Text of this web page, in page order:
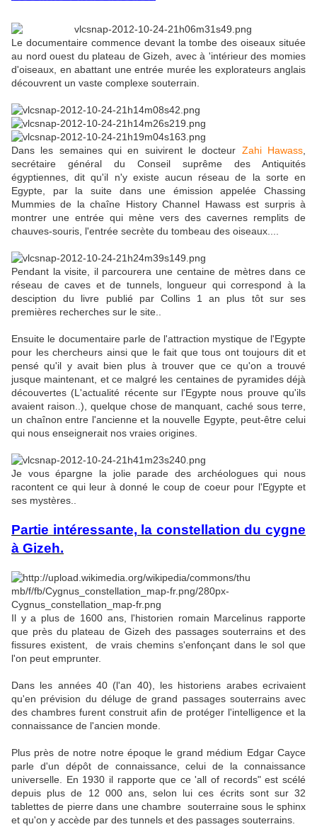
Le documentaire commence devant la tombe des oiseaux située
au nord ouest du plateau de Gizeh, avec à 'intérieur des momies
d'oiseaux, en abattant une entrée murée les explorateurs anglais
découvrent un vaste complexe souterrain.
Dans les semaines qui en suivirent le docteur Zahi Hawass
secrétaire général du Conseil suprême des Antiquités
égyptiennes, dit qu'il n'y existe aucun réseau de la sorte en
Egypte, par la suite dans une émission appelée Chassing
Mummies de la chaîne History Channel Hawass est surpris à
montrer une entrée qui mène vers des cavernes remplits de
chauves-souris, l'entrée secrète du tombeau des oiseaux....
Pendant la visite, il parcourera une centaine de mètres dans ce
réseau de caves et de tunnels, longueur qui correspond à la
desciption du livre publié par Collins 1 an plus tôt sur ses
premières recherches sur le site..
Ensuite le documentaire parle de l'attraction mystique de l'Egypte
pour les chercheurs ainsi que le fait que tous ont toujours dit et
pensé qu'il y avait bien plus à trouver que ce qu'on a trouvé
jusque maintenant, et ce malgré les centaines de pyramides déjà
découvertes (L'actualité récente sur l'Egypte nous prouve qu'ils
avaient raison..), quelque chose de manquant, caché sous terre,
un chaînon entre l'ancienne et la nouvelle Egypte, peut-être celui
qui nous enseignerait nos vraies origines.
Je vous épargne la jolie parade des archéologues qui nous
racontent ce qui leur à donné le coup de coeur pour l'Egypte et
ses mystères..
Partie intéressante, la constellation du cygne
à Gizeh.
Il y a plus de 1600 ans, l'historien romain Marcelinus rapporte
que près du plateau de Gizeh des passages souterrains et des
fissures existent, de vrais chemins s'enfonçant dans le sol que
l'on peut emprunter.
Dans les années 40 (l'an 40), les historiens arabes ecrivaient
qu'en prévision du déluge de grand passages souterrains avec
des chambres furent construit afin de protéger l'intelligence et la
connaissance de l'ancien monde.
Plus près de notre notre époque le grand médium Edgar Cayce
parle d'un dépôt de connaissance, celui de la connaissance
universelle. En 1930 il rapporte que ce 'all of records" est scélé
depuis plus de 12 000 ans, selon lui ces écrits sont sur 32
tablettes de pierre dans une chambre souterraine sous le sphinx
et qu'on y accède par des tunnels et des passages souterrains.